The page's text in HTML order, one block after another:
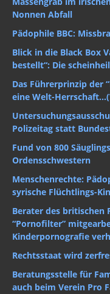
Nonnen Abfall
Pädophile BBC:
Blick in die Black Box
bestellt“: Die
Das Führerprinzip der
eine Welt-
Polizeitag statt
Fund von 800
Ordensschwestern
Menschenrechte:
syrische Flüchtlings-
Berater des britischen
“Pornofilter”
Kinderpornografie
Rechtsstaat wird
Beratungsstelle für
auch beim Verein Pro